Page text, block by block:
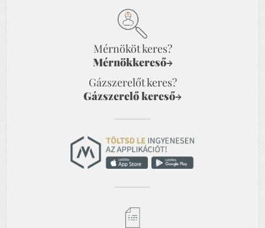
Mérnököt keres?
Mérnökkereső→
Gázszerelőt keres?
Gázszerelő kereső→